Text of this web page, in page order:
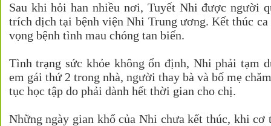
Sau khi hỏi han nhiều nơi, Tuyết Nhi được người
trích dịch tại bệnh viện Nhi Trung ương. Kết thúc
vọng bệnh tình mau chóng tan biến.
Tình trạng sức khỏe không ổn định, Nhi phải tạm
em gái thứ 2 trong nhà, người thay bà và bố mẹ
tục học tập do phải dành hết thời gian cho chị.
Những ngày gian khổ của Nhi chưa kết thúc, khi cơ